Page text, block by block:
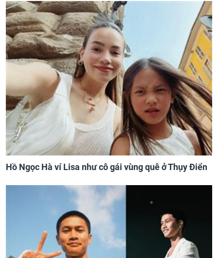
Hồ Ngọc Hà ví Lisa như cô gái vùng quê ở Thụy Điển